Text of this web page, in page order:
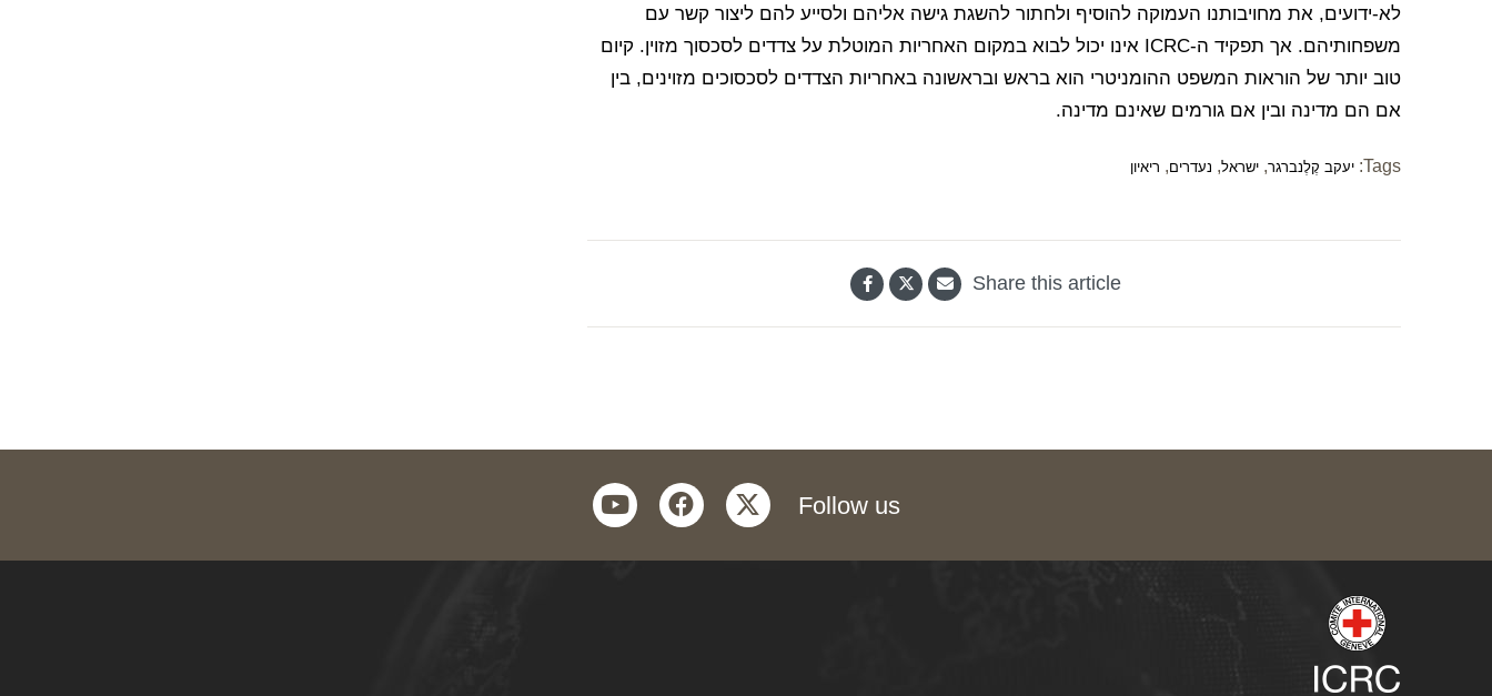
לא-ידועים, את מחויבותנו העמוקה להוסיף ולחתור להשגת גישה אליהם ולסייע להם ליצור קשר עם
משפחותיהם. אך תפקיד ה-ICRC אינו יכול לבוא במקום האחריות המוטלת על צדדים לסכסוך מזוין. קיום
טוב יותר של הוראות המשפט ההומניטרי הוא בראש ובראשונה באחריות הצדדים לסכסוכים מזוינים, בין
אם הם מדינה ובין אם גורמים שאינם מדינה.
Tags: יעקב קֶלֶנברגר, ישראל, נעדרים, ריאיון
Share this article
Follow us
twitter
facebook
youtube